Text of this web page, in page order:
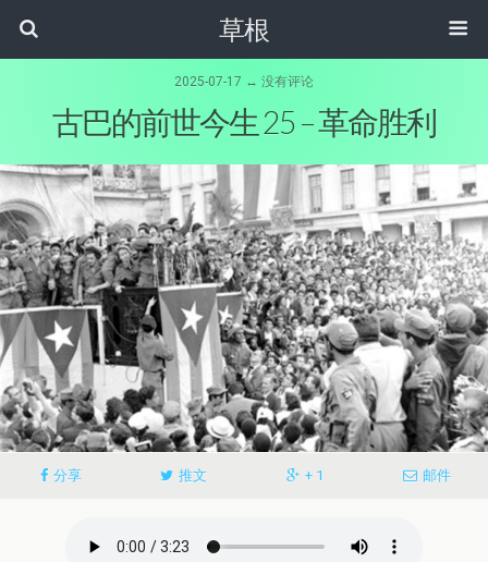
草根
2025-07-17 ↔ 没有评论
古巴的前世今生 25 – 革命胜利
分享 推文 + 1 邮件